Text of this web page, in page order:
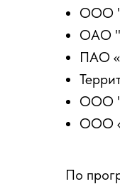
ООО
ОАО
ПАО
ООО
ООО
По